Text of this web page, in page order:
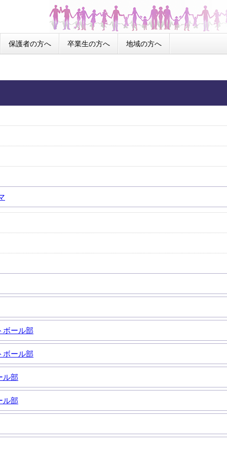
保護者の方へ 卒業生の方へ 地域の方へ
ボール部
ボール部
ル部
ル部